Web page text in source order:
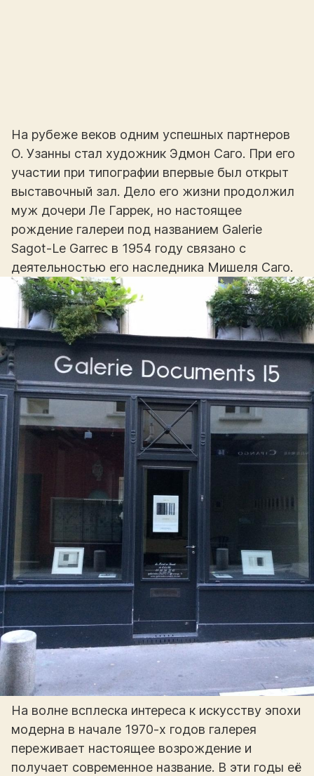
На рубеже веков одним успешных партнеров
О. Узанны стал художник Эдмон Саго. При его
участии при типографии впервые был открыт
выставочный зал. Дело его жизни продолжил
муж дочери Ле Гаррек, но настоящее
рождение галереи под названием Galerie
Sagot-Le Garrec в 1954 году связано с
деятельностью его наследника Мишеля Саго.
На волне всплеска интереса к искусству эпохи
модерна в начале 1970-х годов галерея
переживает настоящее возрождение и
получает современное название. В эти годы её